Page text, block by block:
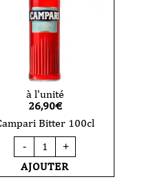
à l'unité
26,90€
Bitter 100cl
-
quantité
de
Campari
Bitter
+
AJOUTER